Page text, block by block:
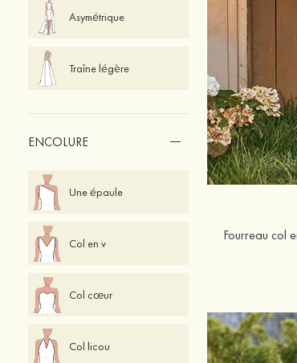
Asymétrique
Traîne légère
ENCOLURE
Une épaule
Col en v
Col cœur
Col licou